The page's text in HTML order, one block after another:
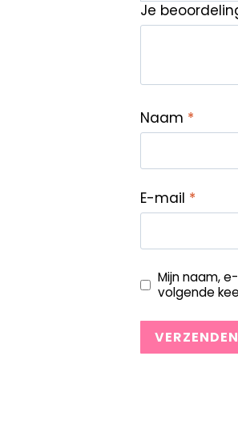
Je
Naam *
E-mail *
Mijn naam,
volgende